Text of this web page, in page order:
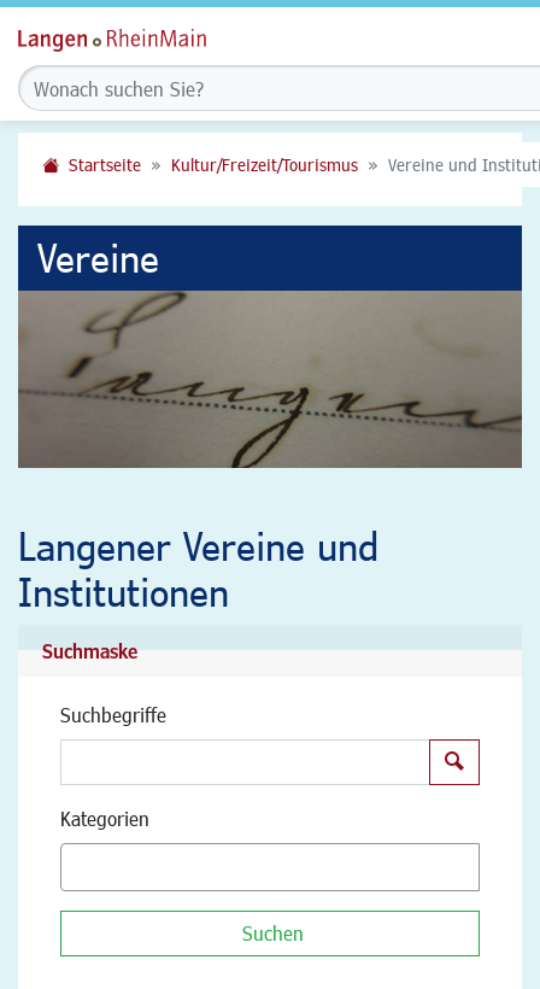
Startseite Kultur/Freizeit/Tourismus Vereine und
Vereine
Langener Vereine und
Institutionen
Suchmaske
Suchbegriffe
Kategorien
Suchen